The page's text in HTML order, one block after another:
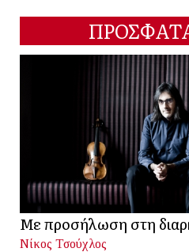
Με προσήλωση στη
Νίκος Τσούχλος